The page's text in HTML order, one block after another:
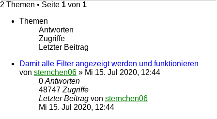
2 Themen • Seite 1 von 1
Themen
Antworten
Zugriffe
Letzter Beitrag
Damit alle Filter angezeigt werden und funktionieren
von sternchen06 » Mi 15. Jul 2020, 12:44
0 Antworten
48747 Zugriffe
Letzter Beitrag von sternchen06
Mi 15. Jul 2020, 12:44